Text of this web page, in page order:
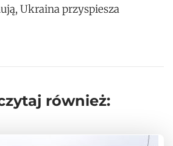
Ukraina przyspiesza
również: